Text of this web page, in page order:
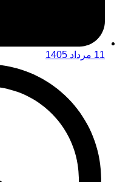
11 مرداد 1405